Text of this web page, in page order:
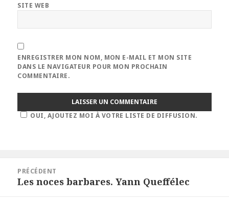
SITE WEB
ENREGISTRER MON NOM, MON E-MAIL ET MON SITE
DANS LE NAVIGATEUR POUR MON PROCHAIN
COMMENTAIRE.
OUI, AJOUTEZ MOI À VOTRE LISTE DE DIFFUSION.
l’article
PRÉCÉDENT
Article
Les noces barbares. Yann Queffélec